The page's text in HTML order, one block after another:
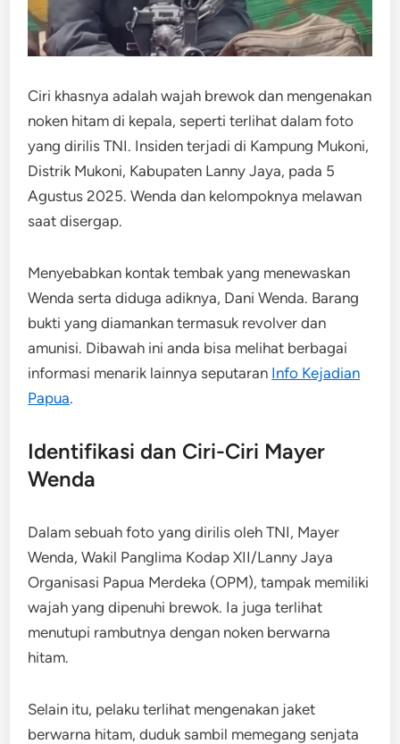
Ciri khasnya adalah wajah brewok dan mengenakan
noken hitam di kepala, seperti terlihat dalam foto
yang dirilis TNI. Insiden terjadi di Kampung Mukoni,
Distrik Mukoni, Kabupaten Lanny Jaya, pada 5
Agustus 2025. Wenda dan kelompoknya melawan
saat disergap.
Menyebabkan kontak tembak yang menewaskan
Wenda serta diduga adiknya, Dani Wenda. Barang
bukti yang diamankan termasuk revolver dan
amunisi. Dibawah ini anda bisa melihat berbagai
informasi menarik lainnya seputaran Info Kejadian
Papua.
Identifikasi dan Ciri-Ciri Mayer
Wenda
Dalam sebuah foto yang dirilis oleh TNI, Mayer
Wenda, Wakil Panglima Kodap XII/Lanny Jaya
Organisasi Papua Merdeka (OPM), tampak memiliki
wajah yang dipenuhi brewok. Ia juga terlihat
menutupi rambutnya dengan noken berwarna
hitam.
Selain itu, pelaku terlihat mengenakan jaket
berwarna hitam, duduk sambil memegang senjata